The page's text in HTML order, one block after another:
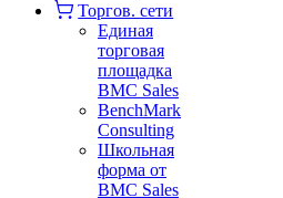
Торгов. сети
Единая
торговая
площадка
BMC Sales
BenchMark
Consulting
Школьная
форма от
BMC Sales